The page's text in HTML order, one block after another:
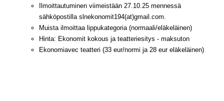
Ilmoittautuminen viimeistään 27.10.25 mennessä
sähköpostilla slnekonomit194(at)gmail.com.
Muista ilmoittaa lippukategoria (normaali/eläkeläinen)
Hinta: Ekonomit kokous ja teatteriesitys - maksuton
Ekonomiavec teatteri (33 eur/normi ja 28 eur eläkeläinen)